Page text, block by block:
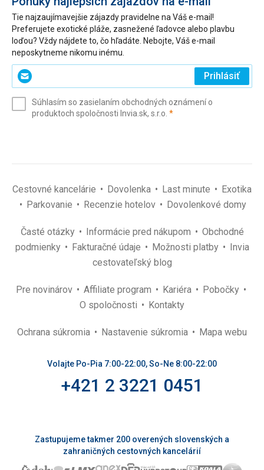
Tie najzaujímavejšie zájazdy pravidelne na Váš e-mail!
Preferujete exotické pláže, zasnežené ľadovce alebo plavbu
loďou? Vždy nájdete to, čo hľadáte. Nebojte, Váš e-mail
neposkytneme nikomu inému.
Zadajte
svoj
(povinné)
Prihlásiť
Súhlasím so zasielaním obchodných oznámení o
produktoch spoločnosti Invia.sk, s.r.o. *(povinné)
Cestovné kancelárie Dovolenka Last minute
Exotika
Parkovanie
Recenzie hotelov Dovolenkové domy
Časté otázky Informácie pred nákupom
Obchodné
podmienky
Fakturačné údaje Možnosti platby
Invia
cestovateľský blog
Pre novinárov Affiliate program Kariéra
Pobočky
O spoločnosti
Kontakty
Ochrana súkromia Nastavenie súkromia Mapa webu
Volajte Po-Pia 7:00-22:00, So-Ne 8:00-22:00
+421 2 3221 0451
Zastupujeme takmer 200 overených slovenských a
zahraničných cestovných kancelárií